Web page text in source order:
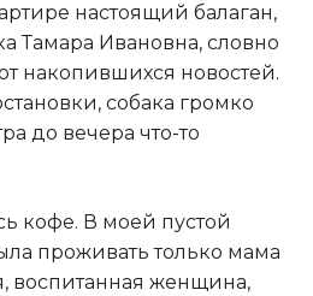
настоящий балаган,
Тамара Ивановна, словно
накопившихся новостей.
собака громко
до вечера что-то
кофе. В моей пустой
проживать только мама
воспитанная женщина,